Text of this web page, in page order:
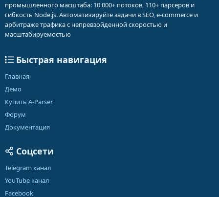
промышленного масштаба: 10 000+ потоков, 110+ парсеров и
гибкость Node.js. Автоматизируйте задачи в SEO, e-commerce и
арбитраже трафика с непревзойденной скоростью и
масштабируемостью
Быстрая навигация
Главная
Демо
Купить A-Parser
Форум
Документация
Соцсети
Telegram канал
YouTube канал
Facebook